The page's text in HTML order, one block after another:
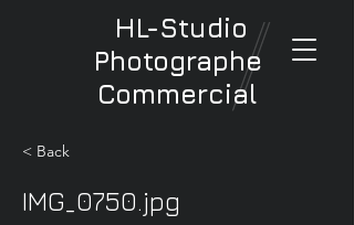
HL-Studio
Photographe
Commercial
< Back
IMG_0750.jpg